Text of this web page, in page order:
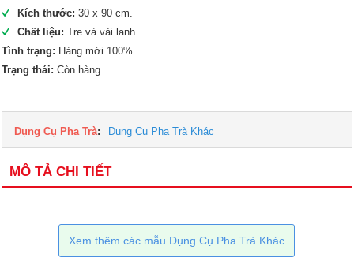
Kích thước: 30 x 90 cm.
Chất liệu: Tre và vải lanh.
Tình trạng: Hàng mới 100%
Trạng thái:Còn hàng
Dụng Cụ Pha Trà: Dụng Cụ Pha Trà Khác
MÔ TẢ CHI TIẾT
Xem thêm các mẫu Dụng Cụ Pha Trà Khác